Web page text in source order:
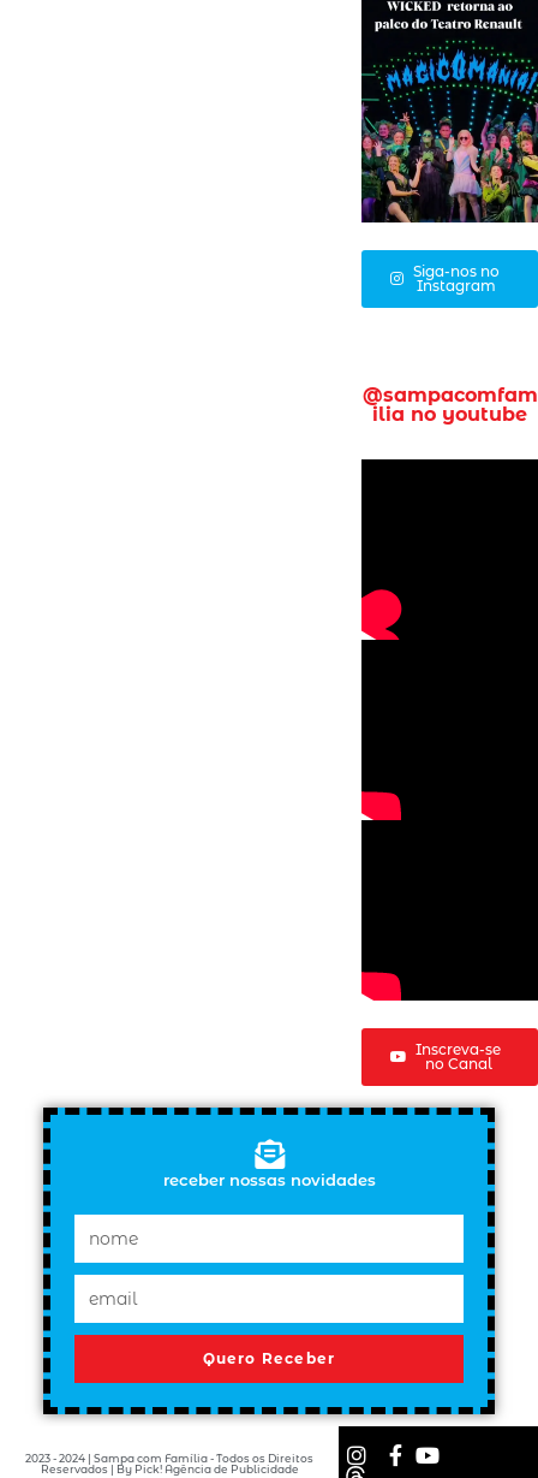
Siga-nos no
Instagram
@sampacomfam
ilia no youtube
Inscreva-se
no Canal
receber nossas novidades
Quero Receber
2023 - 2024 | Sampa com Família - Todos os Direitos
Reservados | By Pick! Agência de Publicidade